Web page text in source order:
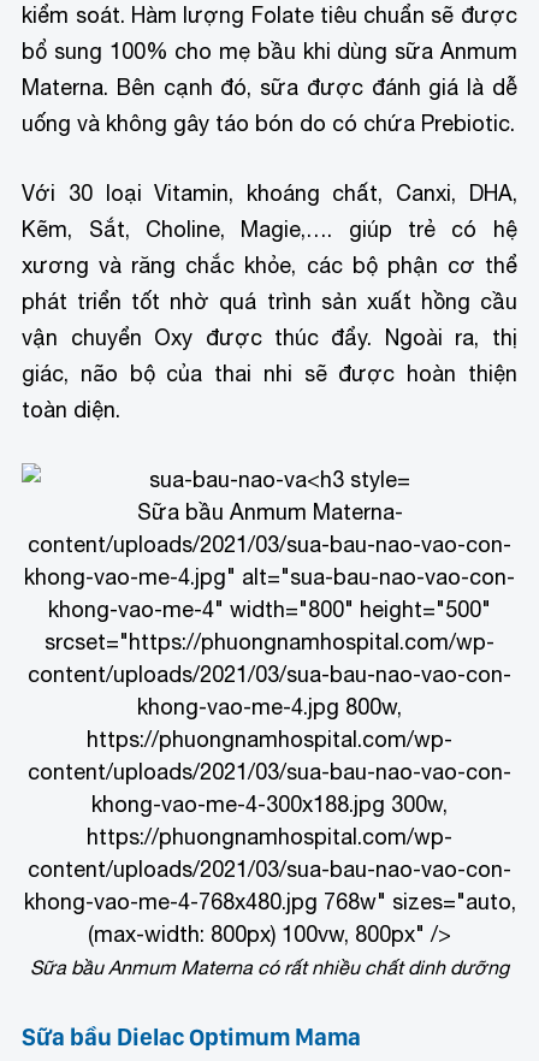
kiểm soát. Hàm lượng Folate tiêu chuẩn sẽ được
bổ sung 100% cho mẹ bầu khi dùng sữa Anmum
Materna. Bên cạnh đó, sữa được đánh giá là dễ
uống và không gây táo bón do có chứa Prebiotic.
Với 30 loại Vitamin, khoáng chất, Canxi, DHA,
Kẽm, Sắt, Choline, Magie,…. giúp trẻ có hệ
xương và răng chắc khỏe, các bộ phận cơ thể
phát triển tốt nhờ quá trình sản xuất hồng cầu
vận chuyển Oxy được thúc đẩy. Ngoài ra, thị
giác, não bộ của thai nhi sẽ được hoàn thiện
toàn diện.
Sữa bầu Anmum Materna-
content/uploads/2021/03/sua-bau-nao-vao-con-
khong-vao-me-4.jpg" alt="sua-bau-nao-vao-con-
khong-vao-me-4" width="800" height="500"
srcset="https://phuongnamhospital.com/wp-
content/uploads/2021/03/sua-bau-nao-vao-con-
khong-vao-me-4.jpg 800w,
https://phuongnamhospital.com/wp-
content/uploads/2021/03/sua-bau-nao-vao-con-
khong-vao-me-4-300x188.jpg 300w,
https://phuongnamhospital.com/wp-
content/uploads/2021/03/sua-bau-nao-vao-con-
khong-vao-me-4-768x480.jpg 768w" sizes="auto,
(max-width: 800px) 100vw, 800px" />
Sữa bầu Anmum Materna có rất nhiều chất dinh dưỡng
Sữa bầu Dielac Optimum Mama